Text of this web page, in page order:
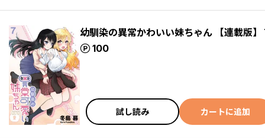
幼馴染の異常かわいい妹ちゃん 【連載版】
100
ポイント
試し読み カートに追加